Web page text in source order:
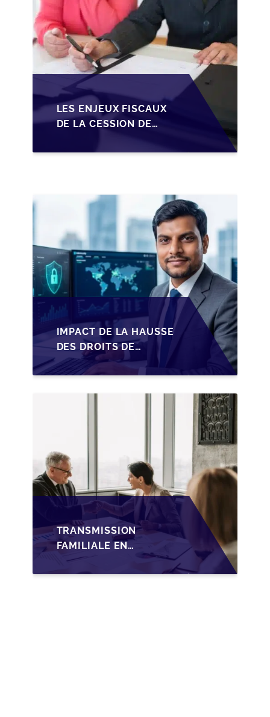
LES ENJEUX FISCAUX
DE LA CESSION DE
LES DIRIGEANTS DE
IMPACT DE LA HAUSSE
DES DROITS DE
SUCCESSION EN
WALLONIE SUR LA
TRANSMISSION
TRANSMISSION
FAMILIALE EN
WALLONIE :
NOUVELLES